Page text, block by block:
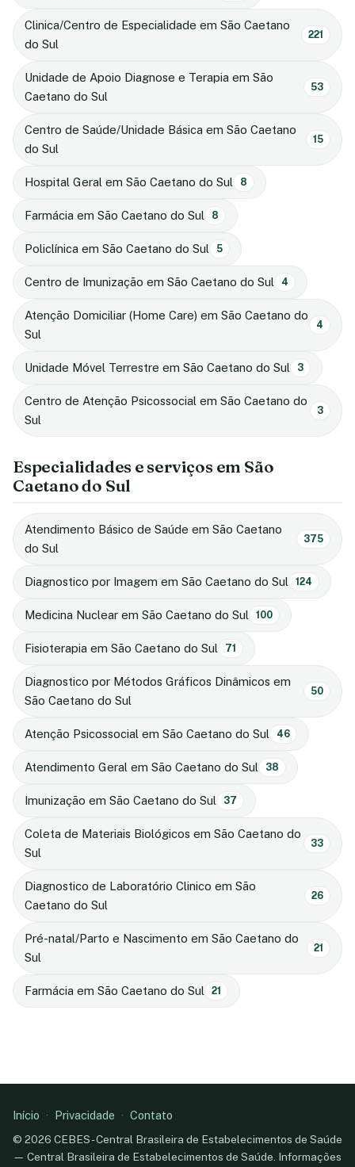
Clinica/Centro de Especialidade em São Caetano
do Sul
221
Unidade de Apoio Diagnose e Terapia em São
Caetano do Sul
53
Centro de Saúde/Unidade Básica em São Caetano
do Sul
15
Hospital Geral em São Caetano do Sul 8
Farmácia em São Caetano do Sul 8
Policlínica em São Caetano do Sul 5
Centro de Imunização em São Caetano do Sul 4
Atenção Domiciliar (Home Care) em São Caetano do
Sul
4
Unidade Móvel Terrestre em São Caetano do Sul 3
Centro de Atenção Psicossocial em São Caetano do
Sul
3
Especialidades e serviços em São
Caetano do Sul
Atendimento Básico de Saúde em São Caetano
do Sul
375
Diagnostico por Imagem em São Caetano do Sul 124
Medicina Nuclear em São Caetano do Sul 100
Fisioterapia em São Caetano do Sul 71
Diagnostico por Métodos Gráficos Dinâmicos em
São Caetano do Sul
50
Atenção Psicossocial em São Caetano do Sul 46
Atendimento Geral em São Caetano do Sul 38
Imunização em São Caetano do Sul 37
Coleta de Materiais Biológicos em São Caetano do
Sul
33
Diagnostico de Laboratório Clinico em São
Caetano do Sul
26
Pré-natal/Parto e Nascimento em São Caetano do
Sul
21
Farmácia em São Caetano do Sul 21
Início · Privacidade · Contato
© 2026 CEBES - Central Brasileira de Estabelecimentos de Saúde
— Central Brasileira de Estabelecimentos de Saúde. Informações